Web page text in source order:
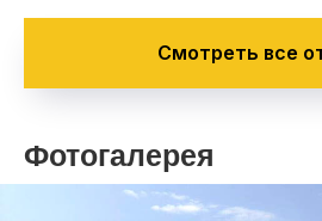
работе
на сплав, не
Кобандой не
Смотреть все
Фотогалерея